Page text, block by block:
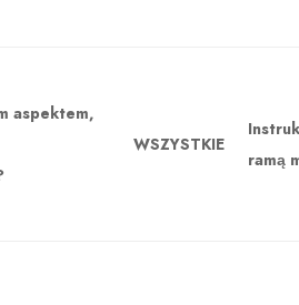
aspektem,
WSZYSTKIE
ramą